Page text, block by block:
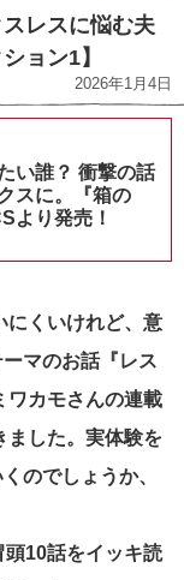
レスに悩む夫
ョン1】
2026年1月4日
い誰？ 衝撃の話
スに。『箱の
より発売！
にくいけれど、意
マのお話『レス
ワカモさんの連載
ました。実体験を
のでしょうか、
10話をイッキ読